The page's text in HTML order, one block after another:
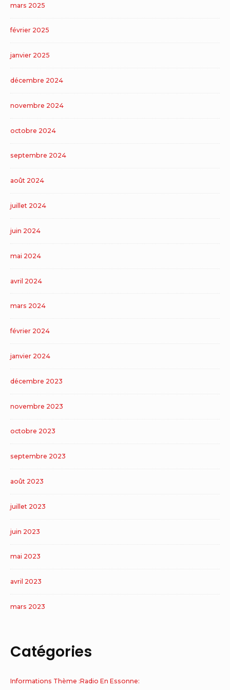
mars 2025
février 2025
janvier 2025
décembre 2024
novembre 2024
octobre 2024
septembre 2024
août 2024
juillet 2024
juin 2024
mai 2024
avril 2024
mars 2024
février 2024
janvier 2024
décembre 2023
novembre 2023
octobre 2023
septembre 2023
août 2023
juillet 2023
juin 2023
mai 2023
avril 2023
mars 2023
Catégories
Informations Thème :Radio En Essonne: